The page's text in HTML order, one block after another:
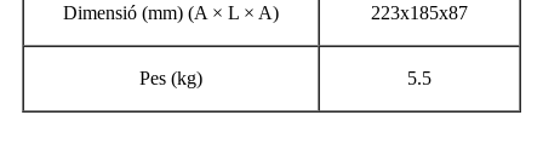
Dimensió (mm) (A × L × A) 223x185x87
Pes (kg) 5.5